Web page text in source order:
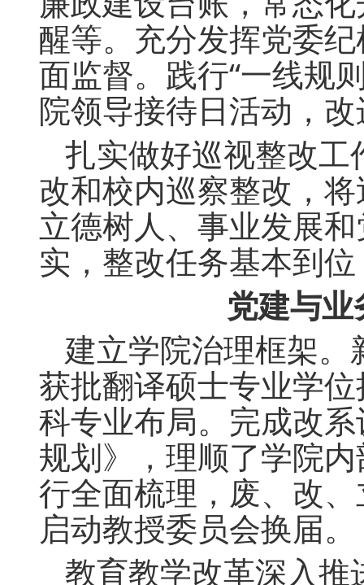
醒等。充分发挥党委
面监督。践行“一线规
院领导接待日活动，
扎实做好巡视整改
改和校内巡察整改，
立德树人、事业发展
实，整改任务基本到
党建与
建立学院治理框架
获批翻译硕士专业学
科专业布局。完成改
规划》，理顺了学院
行全面梳理，废、改
启动教授委员会换届。
教育教学改革深入